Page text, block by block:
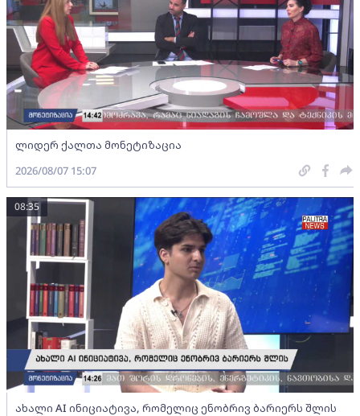
ლიდერ ქალთა მონეტიზაცია
2026/08/07 15:07
ახალი AI ინიციატივა, რომელიც ენობრივ ბარიერს შლის
08:35